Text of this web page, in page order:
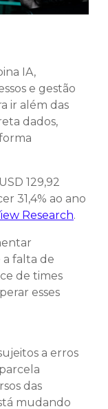
IA,
e gestão
ir além das
dados,
129,92
31,4% ao ano
Research.
falta de
de times
esses
a erros
das
mudando